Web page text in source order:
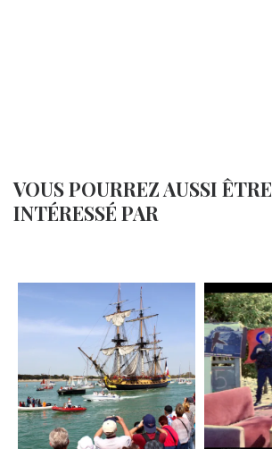
VOUS POURREZ AUSSI ÊTRE
INTÉRESSÉ PAR